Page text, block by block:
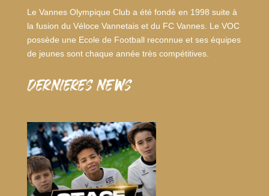
Le Vannes Olympique Club a été fondé en 1998 suite à
la fusion du Véloce Vannetais et du FC Vannes. Le VOC
possède une Ecole de Football reconnue et ses équipes
de jeunes sont chaque année très compétitives.
dernieres news